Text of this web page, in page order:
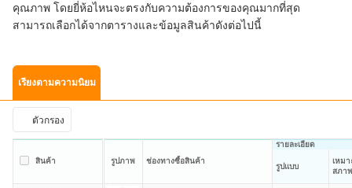
คุณภาพ โดยยี่ห้อไหนจะตรงกับความต้องการของคุณมากที่สุด
สามารถเลือกได้จากตารางและข้อมูลสินค้าดังต่อไปนี้
เรียงตามความนิยม
ตัวกรอง
สินค้า รูปภาพ ช่องทางซื้อสินค้า
รายละเอียด
รูปแบบ
เหม
สภา